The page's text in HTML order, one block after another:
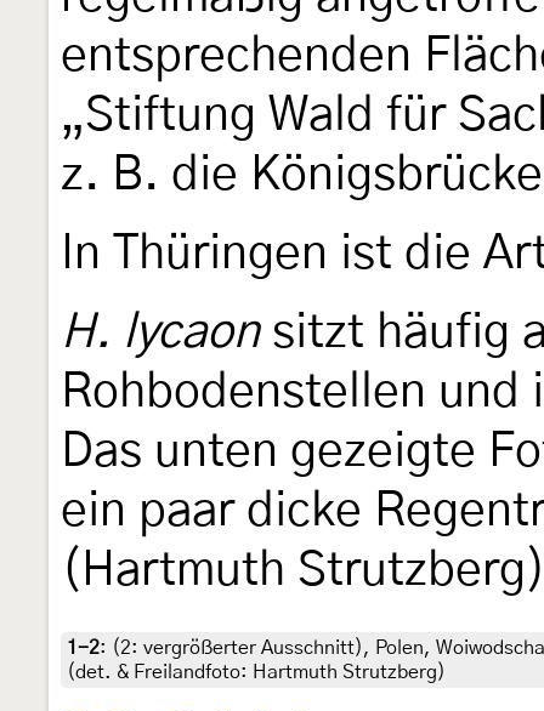
entsprechenden
„Stiftung Wald für
z. B. die
In Thüringen ist die
H. lycaonsitzt häufig
Rohbodenstellen
Das unten gezeigte
ein paar dicke
(Hartmuth
1-2: (2: vergrößerter Ausschnitt), Polen,
(det. & Freilandfoto: Hartmuth Strutzberg)